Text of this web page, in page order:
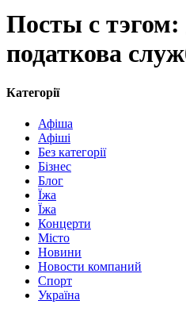
Посты с
податкова
Категорії
Афіша
Афіші
Без категорії
Бізнес
Блог
Їжа
Їжа
Концерти
Місто
Новини
Новости компаний
Спорт
Україна